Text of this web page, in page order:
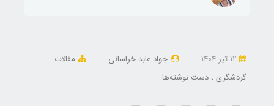
جواد عابد خراسانی
مقالات
گردشگری دست نوشته‌ها